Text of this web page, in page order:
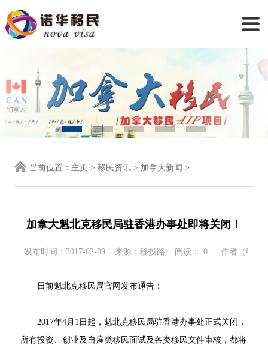
当前位置： 主页 >移民资讯 > 加拿大新闻 >
加拿大魁北克移民局驻香港办事处即将关闭！
发布时间：2017-02-09 来源：移投路 阅读： 0 作者（编辑
日前魁北克移民局官网发布通告：
2017年4月1日起，魁北克移民局驻香港办事处正式关闭，
所有投资、创业及自雇类移民面试及各类移民文件审核，都将